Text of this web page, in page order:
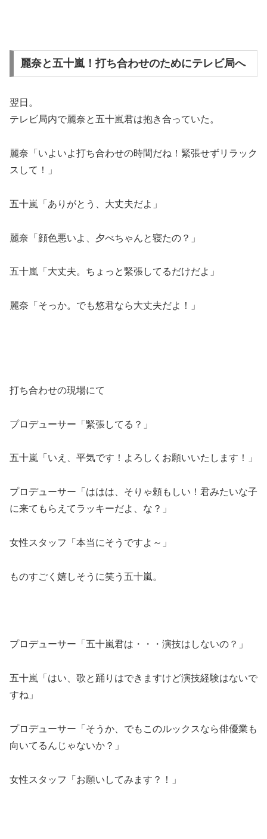
麗奈と五十嵐！打ち合わせのためにテレビ局へ
翌日。
テレビ局内で麗奈と五十嵐君は抱き合っていた。
麗奈「いよいよ打ち合わせの時間だね！緊張せずリラック
スして！」
五十嵐「ありがとう、大丈夫だよ」
麗奈「顔色悪いよ、夕べちゃんと寝たの？」
五十嵐「大丈夫。ちょっと緊張してるだけだよ」
麗奈「そっか。でも悠君なら大丈夫だよ！」
打ち合わせの現場にて
プロデューサー「緊張してる？」
五十嵐「いえ、平気です！よろしくお願いいたします！」
プロデューサー「ははは、そりゃ頼もしい！君みたいな子
に来てもらえてラッキーだよ、な？」
女性スタッフ「本当にそうですよ～」
ものすごく嬉しそうに笑う五十嵐。
プロデューサー「五十嵐君は・・・演技はしないの？」
五十嵐「はい、歌と踊りはできますけど演技経験はないで
すね」
プロデューサー「そうか、でもこのルックスなら俳優業も
向いてるんじゃないか？」
女性スタッフ「お願いしてみます？！」